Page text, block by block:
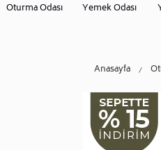
Oturma Odası Yemek Odası
Anasayfa